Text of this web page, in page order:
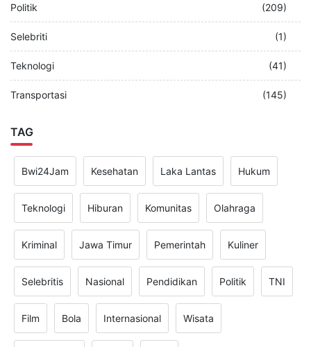
Politik (209)
Selebriti (1)
Teknologi (41)
Transportasi (145)
TAG
Bwi24Jam Kesehatan Laka Lantas Hukum
Teknologi Hiburan Komunitas Olahraga
Kriminal Jawa Timur Pemerintah Kuliner
Selebritis Nasional Pendidikan Politik TNI
Film Bola Internasional Wisata